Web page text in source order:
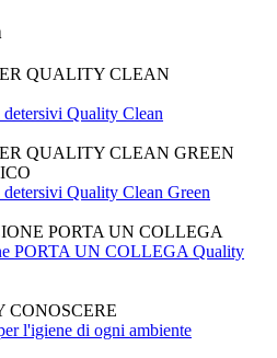
QUALITY CLEAN
detersivi Quality Clean
QUALITY CLEAN GREEN
detersivi Quality Clean Green
PORTA UN COLLEGA
PORTA UN COLLEGA Quality
CONOSCERE
l'igiene di ogni ambiente